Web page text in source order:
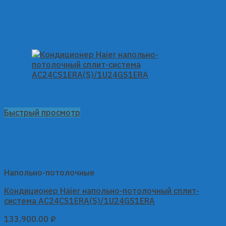
Быстрый просмотр
Напольно-потолочные
Кондиционер Haier напольно-потолочный сплит-
система AC24CS1ERA(S)/1U24GS1ERA
133,900.00 ₽